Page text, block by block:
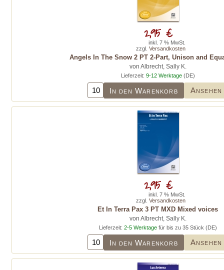
Angels In The Snow 2 PT 2-Part, Unison and
von Albrecht, Sally K.
Lieferzeit: 9-12 Werktage (DE)
In den Warenkorb Ansehen
2,95 €
inkl. 7 % MwSt.
zzgl. Versandkosten
Et In Terra Pax 3 PT MXD Mixed voices
von Albrecht, Sally K.
Lieferzeit: 2-5 Werktagefür bis zu 35 Stück (DE)
In den Warenkorb Ansehen
2,95 €
inkl. 7 % MwSt.
zzgl. Versandkosten